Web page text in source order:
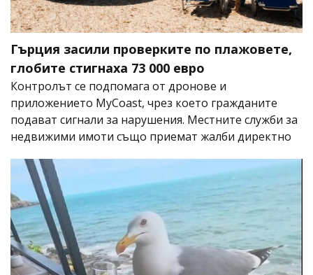
Гърция засили проверките по плажовете,
глобите стигнаха 73 000 евро
Контролът се подпомага от дронове и
приложението MyCoast, чрез което гражданите
подават сигнали за нарушения. Местните служби за
недвижими имоти също приемат жалби директно